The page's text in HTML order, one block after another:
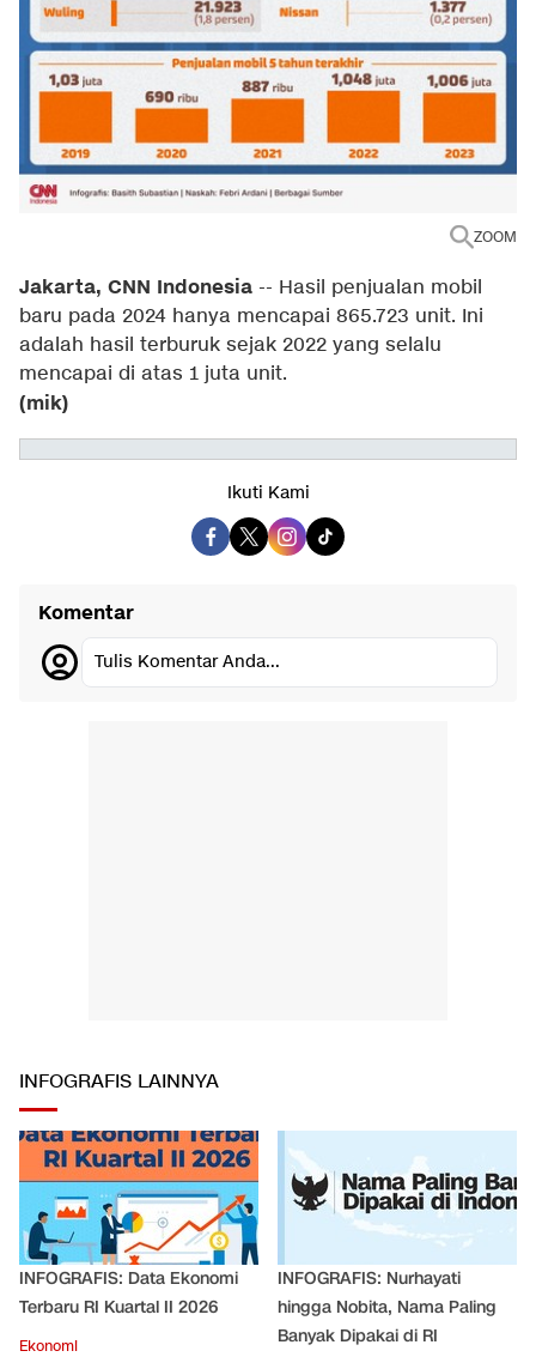
ZOOM
Jakarta, CNN Indonesia -- Hasil penjualan mobil
baru pada 2024 hanya mencapai 865.723 unit. Ini
adalah hasil terburuk sejak 2022 yang selalu
mencapai di atas 1 juta unit.
(mik)
Ikuti Kami
Komentar
Tulis Komentar Anda...
INFOGRAFIS LAINNYA
INFOGRAFIS: Data Ekonomi
Terbaru RI Kuartal II 2026
Ekonomi
INFOGRAFIS: Nurhayati
hingga Nobita, Nama Paling
Banyak Dipakai di RI